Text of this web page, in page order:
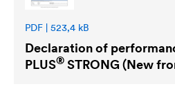
PDF | 523,4 kB
Declaration of
PLUS® STRONG (New